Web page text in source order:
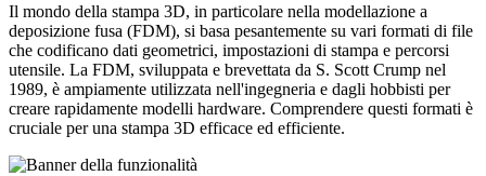
Il mondo della stampa 3D, in particolare nella modellazione a
deposizione fusa (FDM), si basa pesantemente su vari formati di file
che codificano dati geometrici, impostazioni di stampa e percorsi
utensile. La FDM, sviluppata e brevettata da S. Scott Crump nel
1989, è ampiamente utilizzata nell'ingegneria e dagli hobbisti per
creare rapidamente modelli hardware. Comprendere questi formati è
cruciale per una stampa 3D efficace ed efficiente.